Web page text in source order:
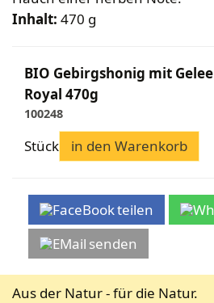
Wabenhonigwelt
Rähmchen & Zubehör
Lagerung
Propolisernte
Stockwaagen
Fachliteratur
Imkerei
Bienengesundheit
Bienenweide
Honig & Bienenprodukte
Diverse Fachliteratur
Mundhygiene
Inhalt: 470 g
BIO Gebirgshonig mit Gelee
Royal 470g
100248
Stück in den Warenkorb
teilen
senden
Aus der Natur - für die Natur.